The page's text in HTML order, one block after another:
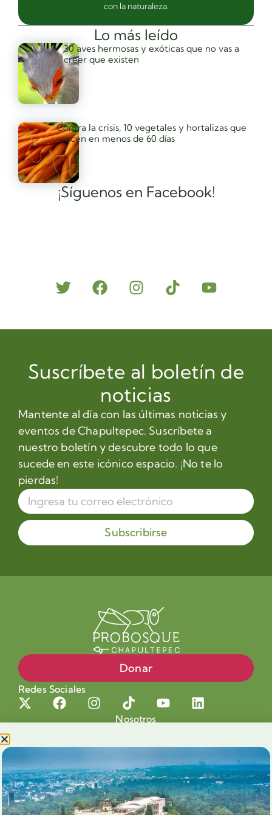
¡Síguenos en Facebook!
Lo más leído
30 aves hermosas y exóticas que no vas a
creer que existen
Contra la crisis, 10 vegetales y hortalizas que
crecen en menos de 60 días
con la naturaleza.
Suscríbete al boletín de
noticias
Mantente al día con las últimas noticias y
eventos de Chapultepec. Suscríbete a
nuestro boletín y descubre todo lo que
sucede en este icónico espacio. ¡No te lo
pierdas!
Subscribirse
Donar
Redes Sociales
Nosotros
Nuestra Causa
Productos con Causa